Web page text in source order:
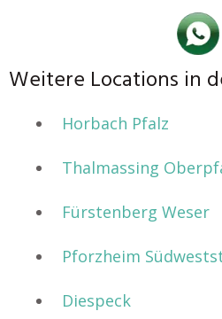
Weitere Locations in
Horbach Pfalz
Thalmassing
Fürstenberg Weser
Pforzheim
Diespeck